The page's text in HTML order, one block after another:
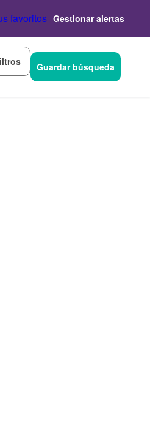
favoritos Gestionar alertas
Guardar búsqueda